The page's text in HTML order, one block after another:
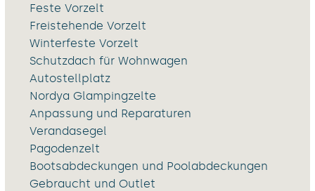
Feste Vorzelt
Freistehende Vorzelt
Winterfeste Vorzelt
Schutzdach für Wohnwagen
Autostellplatz
Nordya Glampingzelte
Anpassung und Reparaturen
Verandasegel
Pagodenzelt
Bootsabdeckungen und Poolabdeckungen
Gebraucht und Outlet